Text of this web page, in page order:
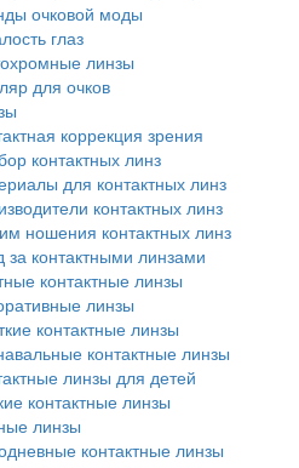
очковой моды
глаз
линзы
для очков
коррекция зрения
контактных линз
для контактных линз
контактных линз
ношения контактных линз
за контактными линзами
контактные линзы
линзы
контактные линзы
контактные линзы
линзы для детей
контактные линзы
линзы
контактные линзы